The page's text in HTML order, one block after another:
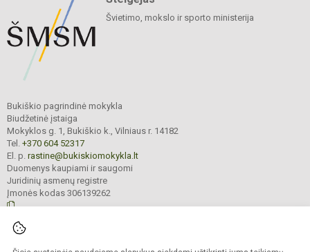
Švietimo, mokslo ir sporto ministerija
Bukiškio pagrindinė mokykla
Biudžetinė įstaiga
Mokyklos g. 1, Bukiškio k., Vilniaus r. 14182
Tel. +370 604 52317
El. p. rastine@bukiskiomokykla.lt
Duomenys kaupiami ir saugomi
Juridinių asmenų registre
Įmonės kodas 306139262